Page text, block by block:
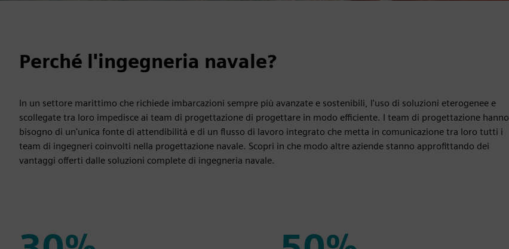
Perché l'ingegneria navale?
In un settore marittimo che richiede imbarcazioni sempre più avanzate e sostenibili, l'uso di soluzioni eterogenee e
scollegate tra loro impedisce ai team di progettazione di progettare in modo efficiente. I team di progettazione hanno
bisogno di un'unica fonte di attendibilità e di un flusso di lavoro integrato che metta in comunicazione tra loro tutti i
team di ingegneri coinvolti nella progettazione navale. Scopri in che modo altre aziende stanno approfittando dei
vantaggi offerti dalle soluzioni complete di ingegneria navale.